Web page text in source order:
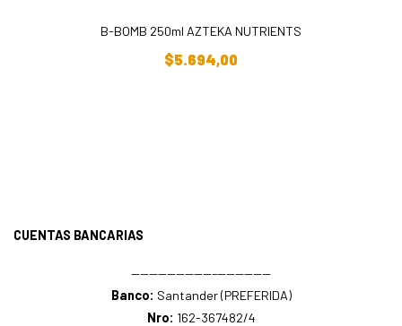
B-BOMB 250ml AZTEKA NUTRIENTS
$5.694,00
CUENTAS BANCARIAS
—————————–——————
Banco: Santander (PREFERIDA)
Nro: 162-367482/4